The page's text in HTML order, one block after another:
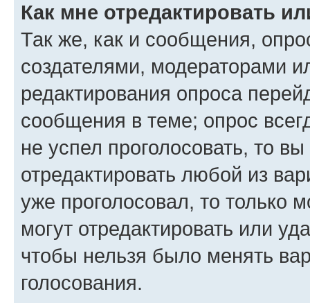
Как мне отредактировать
Так же, как и сообщения,
создателями, модераторами
редактирования опроса
сообщения в теме; опрос
не успел проголосовать, то
отредактировать любой из
уже проголосовал, то только
могут отредактировать или
чтобы нельзя было менять
голосования.